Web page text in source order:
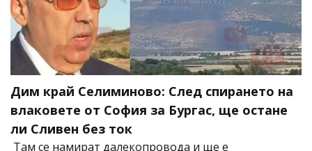
Дим край Селиминово: След спирането на
влаковете от София за Бургас, ще остане
ли Сливен без ток
Там се намират далекопровода и ще е